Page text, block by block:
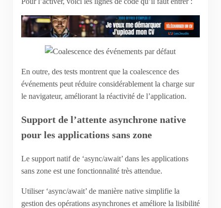
En outre, des tests montrent que la coalescence des
événements peut réduire considérablement la charge sur
le navigateur, améliorant la réactivité de l’application.
Support de l’attente asynchrone native
pour les applications sans zone
Le support natif de ‘async/await’ dans les applications
sans zone est une fonctionnalité très attendue.
Utiliser ‘async/await’ de manière native simplifie la
gestion des opérations asynchrones et améliore la lisibilité